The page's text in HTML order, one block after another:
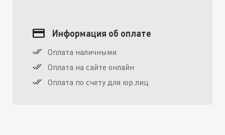
Информация об оплате
Оплата наличными
Оплата на сайте онлайн
Оплата по счету для юр.лиц